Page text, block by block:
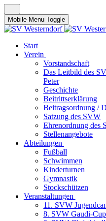
Mobile Menu Toggle
Start
Verein
Vorstandschaft
Das Leitbild des
Peter
Geschichte
Beitrittserklärung
Beitragsordnung /
Satzung des SVW
Ehrenordnung des
Stellenangebote
Abteilungen
Fußball
Schwimmen
Kinderturnen
Gymnastik
Stockschützen
Veranstaltungen
11. SVW
8. SVW Gaudi-